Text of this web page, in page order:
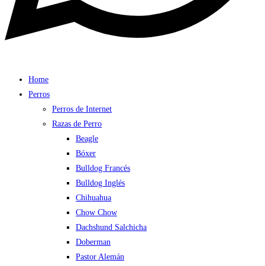
Home
Perros
Perros de Internet
Razas de Perro
Beagle
Bóxer
Bulldog Francés
Bulldog Inglés
Chihuahua
Chow Chow
Dachshund Salchicha
Doberman
Pastor Alemán